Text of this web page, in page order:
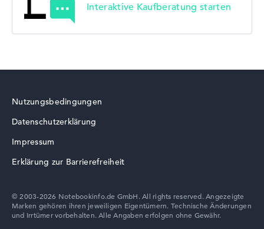
Interaktive Kaufberatung starten
Nutzungsbedingungen
Datenschutzerklärung
Impressum
Erklärung zur Barrierefreiheit
© 2003-2026 Notebookinfo.de GmbH. All rights reserved. Angezeigte
Marken gehören ihren jeweiligen Eigentümern. Technische Änderungen
und Irrtümer vorbehalten. Alle Angaben erfolgen ohne Gewähr.